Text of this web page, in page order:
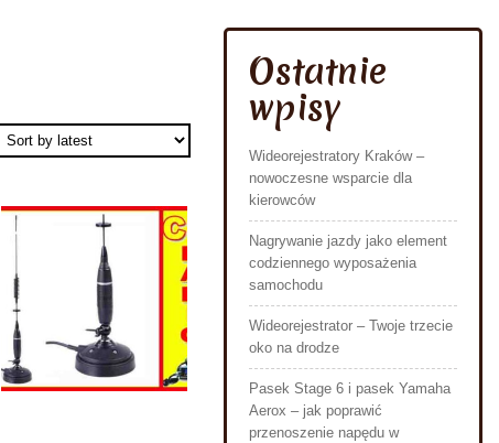
Ostatnie
wpisy
Wideorejestratory Kraków –
nowoczesne wsparcie dla
kierowców
Nagrywanie jazdy jako element
codziennego wyposażenia
samochodu
Wideorejestrator – Twoje trzecie
oko na drodze
Pasek Stage 6 i pasek Yamaha
Aerox – jak poprawić
przenoszenie napędu w